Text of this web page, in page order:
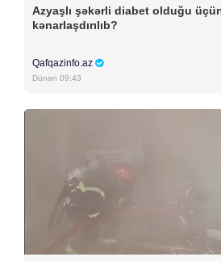
Azyaşlı şəkərli diabet olduğu
kənarlaşdırılıb?
Qafqazinfo.az
Dünən 09:43